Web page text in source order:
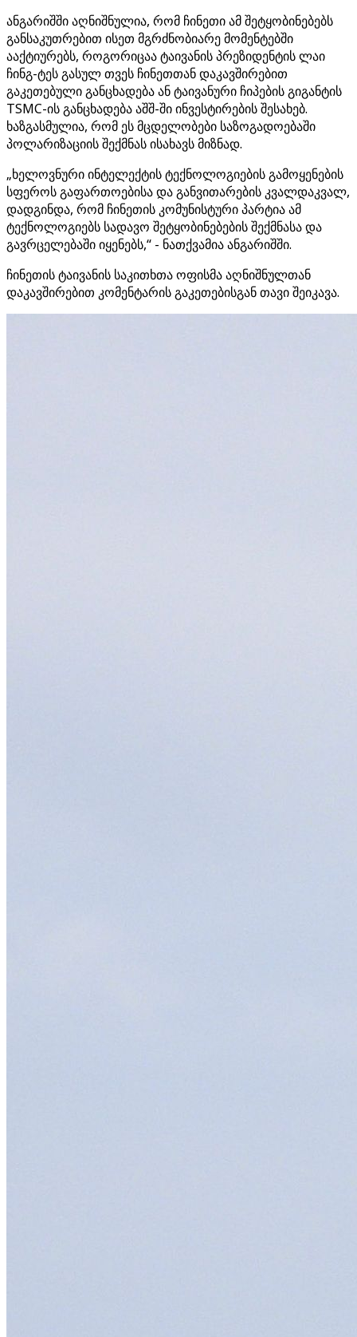
ანგარიშში აღნიშნულია, რომ ჩინეთი ამ შეტყობინებებს
განსაკუთრებით ისეთ მგრძნობიარე მომენტებში
ააქტიურებს, როგორიცაა ტაივანის პრეზიდენტის ლაი
ჩინგ-ტეს გასულ თვეს ჩინეთთან დაკავშირებით
გაკეთებული განცხადება ან ტაივანური ჩიპების გიგანტის
TSMC-ის განცხადება აშშ-ში ინვესტირების შესახებ.
ხაზგასმულია, რომ ეს მცდელობები საზოგადოებაში
პოლარიზაციის შექმნას ისახავს მიზნად.
„ხელოვნური ინტელექტის ტექნოლოგიების გამოყენების
სფეროს გაფართოებისა და განვითარების კვალდაკვალ,
დადგინდა, რომ ჩინეთის კომუნისტური პარტია ამ
ტექნოლოგიებს სადავო შეტყობინებების შექმნასა და
გავრცელებაში იყენებს,“ - ნათქვამია ანგარიშში.
ჩინეთის ტაივანის საკითხთა ოფისმა აღნიშნულთან
დაკავშირებით კომენტარის გაკეთებისგან თავი შეიკავა.